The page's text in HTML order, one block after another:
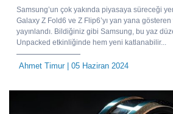
Samsung’un çok yakında piyasaya süreceği
Galaxy Z Fold6 ve Z Flip6’yı yan yana gösteren
yayınlandı. Bildiğiniz gibi Samsung, bu yaz
Unpacked etkinliğinde hem yeni katlanabilir...
Ahmet Timur| 05 Haziran 2024